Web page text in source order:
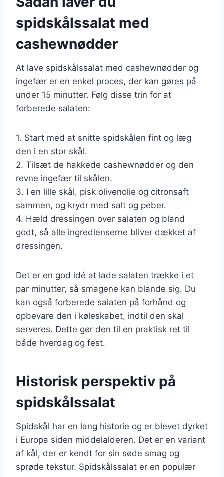
spidskålssalat med
cashewnødder
At lave spidskålssalat med cashewnødder og
ingefær er en enkel proces, der kan gøres på
under 15 minutter. Følg disse trin for at
forberede salaten:
1. Start med at snitte spidskålen fint og læg
den i en stor skål.
2. Tilsæt de hakkede cashewnødder og den
revne ingefær til skålen.
3. I en lille skål, pisk olivenolie og citronsaft
sammen, og krydr med salt og peber.
4. Hæld dressingen over salaten og bland
godt, så alle ingredienserne bliver dækket af
dressingen.
Det er en god idé at lade salaten trække i et
par minutter, så smagene kan blande sig. Du
kan også forberede salaten på forhånd og
opbevare den i køleskabet, indtil den skal
serveres. Dette gør den til en praktisk ret til
både hverdag og fest.
Historisk perspektiv på
spidskålssalat
Spidskål har en lang historie og er blevet dyrket
i Europa siden middelalderen. Det er en variant
af kål, der er kendt for sin søde smag og
sprøde tekstur. Spidskålssalat er en populær